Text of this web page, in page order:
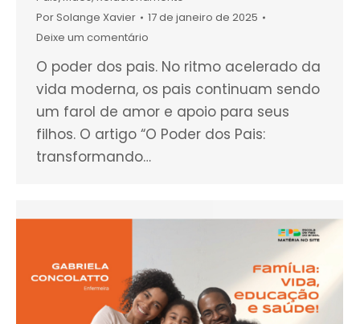
PorSolange Xavier
17 de janeiro de 2025
Deixe um comentário
O poder dos pais. No ritmo acelerado da
vida moderna, os pais continuam sendo
um farol de amor e apoio para seus
filhos. O artigo “O Poder dos Pais:
transformando…